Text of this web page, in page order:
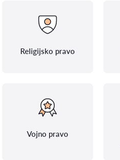
Religijsko pravo
Vojno pravo